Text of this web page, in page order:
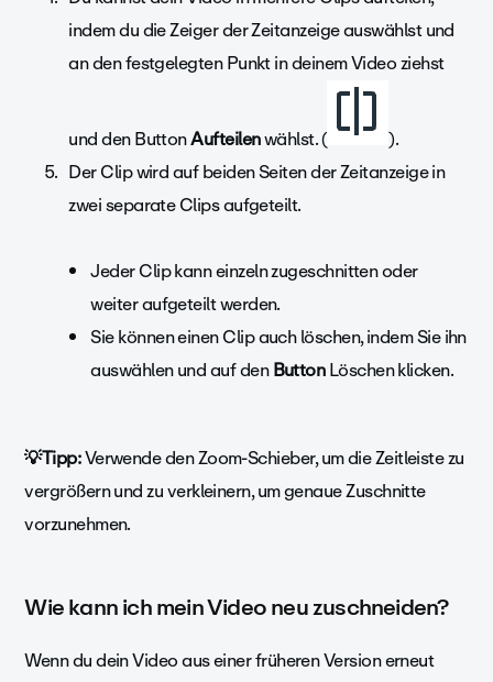
indem du die Zeiger der Zeitanzeige auswählst und
an den festgelegten Punkt in deinem Video ziehst
und den ButtonAufteilenwählst. (
).
Der Clip wird auf beiden Seiten der Zeitanzeige in
zwei separate Clips aufgeteilt.
Jeder Clip kann einzeln zugeschnitten oder
weiter aufgeteilt werden.
Sie können einen Clip auch löschen, indem Sie ihn
auswählen und auf denButtonLöschen klicken.
💡Tipp:Verwende den Zoom-Schieber, um die Zeitleiste zu
vergrößern und zu verkleinern, um genaue Zuschnitte
vorzunehmen.
Wie kann ich mein Video neu zuschneiden?
Wenn du dein Video aus einer früheren Version erneut